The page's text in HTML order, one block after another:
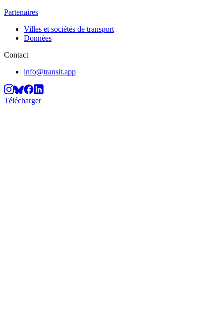
Partenaires
Villes et sociétés de transport
Données
Contact
info@transit.app
Télécharger